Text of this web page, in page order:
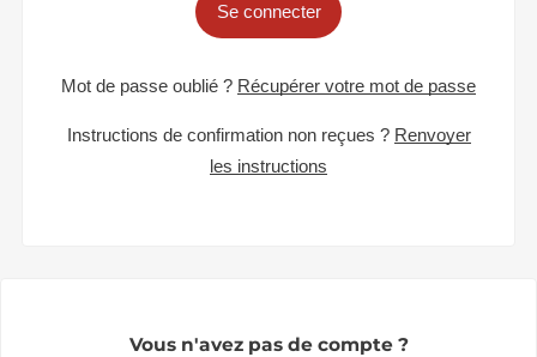
Se connecter
Mot de passe oublié ? Récupérer votre mot de passe
Instructions de confirmation non reçues ? Renvoyer
les instructions
Vous n'avez pas de compte ?